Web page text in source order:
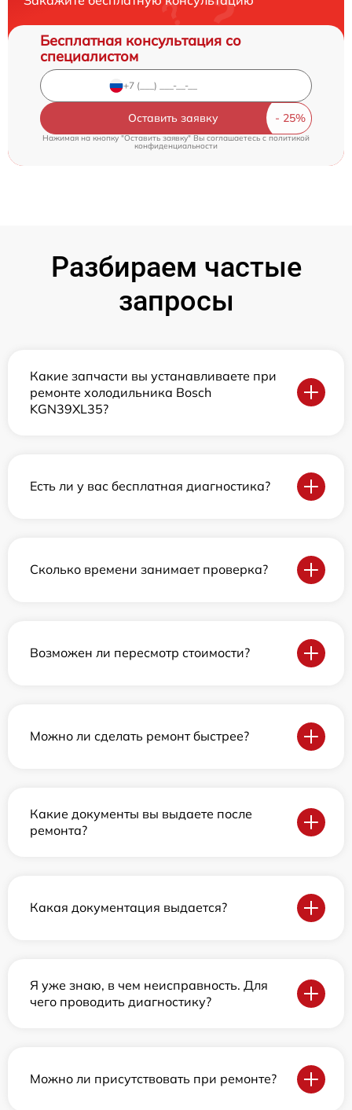
Бесплатная консультация со
специалистом
Оставить заявку
Нажимая на кнопку "Оставить заявку" Вы соглашаетесь cполитикой
конфиденциальности
Разбираем частые
запросы
Какие запчасти вы устанавливаете при
ремонте холодильника Bosch
KGN39XL35?
Есть ли у вас бесплатная диагностика?
Сколько времени занимает проверка?
Возможен ли пересмотр стоимости?
Можно ли сделать ремонт быстрее?
Какие документы вы выдаете после
ремонта?
Какая документация выдается?
Я уже знаю, в чем неисправность. Для
чего проводить диагностику?
Можно ли присутствовать при ремонте?